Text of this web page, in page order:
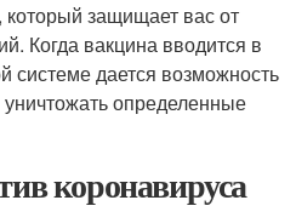
который защищает вас от
Когда вакцина вводится в
дается возможность
уничтожать определенные
коронавируса